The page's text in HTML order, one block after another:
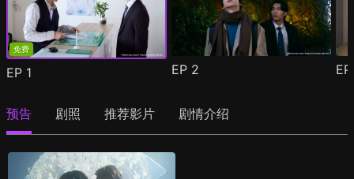
免费
EP 1 EP 2
预告 剧照 推荐影片 剧情介绍